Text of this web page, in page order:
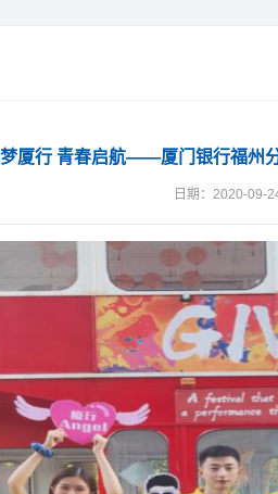
厦行 青春启航——厦门银行福州
日期：2020-09-